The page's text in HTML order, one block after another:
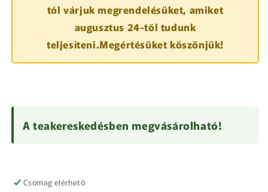
tól várjuk megrendelésüket, amiket
augusztus 24-től tudunk
teljesíteni.Megértésüket köszönjük!
A teakereskedésben megvásárolható!
Csomag elérhető